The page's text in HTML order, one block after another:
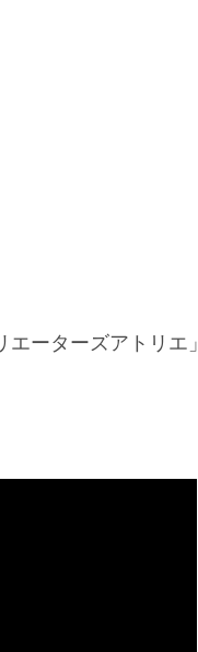
ーターズアトリエ」